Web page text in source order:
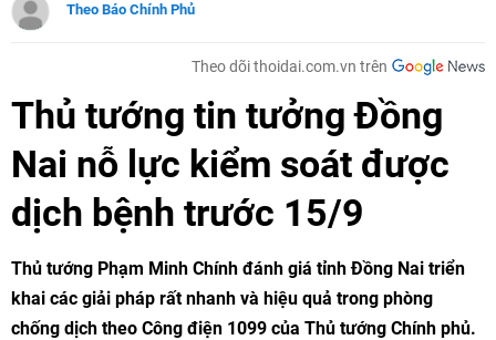
Theo Báo Chính Phủ
Theo dõi thoidai.com.vn trên
Thủ tướng tin tưởng Đồng
Nai nỗ lực kiểm soát được
dịch bệnh trước 15/9
Thủ tướng Phạm Minh Chính đánh giá tỉnh Đồng Nai triển
khai các giải pháp rất nhanh và hiệu quả trong phòng
chống dịch theo Công điện 1099 của Thủ tướng Chính phủ.